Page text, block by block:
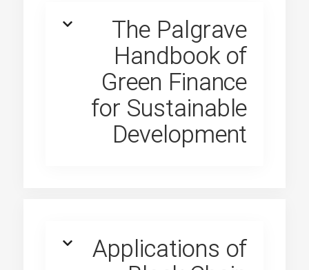
The Palgrave
Handbook of
Green Finance
for Sustainable
Development
Applications of